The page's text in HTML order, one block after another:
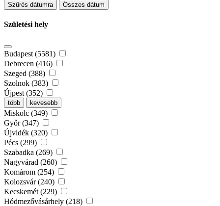
Szűrés dátumra Összes dátum
Születési hely
Budapest (5581)
Debrecen (416)
Szeged (388)
Szolnok (383)
Újpest (352)
több kevesebb
Miskolc (349)
Győr (347)
Újvidék (320)
Pécs (299)
Szabadka (269)
Nagyvárad (260)
Komárom (254)
Kolozsvár (240)
Kecskemét (229)
Hódmezővásárhely (218)